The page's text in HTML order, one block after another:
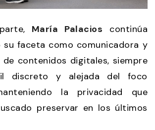
María Palacios continúa
su faceta como comunicadora y
contenidos digitales, siempre
discreto y alejada del foco
la privacidad que
preservar en los últimos